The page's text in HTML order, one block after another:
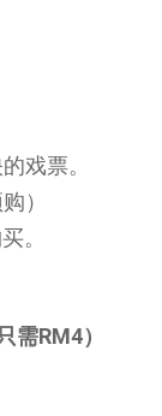
戏票。
）
。
需RM4）